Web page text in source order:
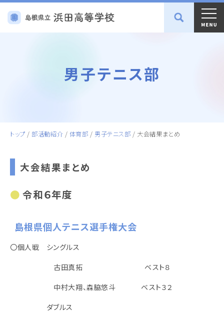
男子テニス部
トップ /部活動紹介 / 体育部 / 男子テニス部 / 大会結果まとめ
大会結果まとめ
令和６年度
島根県個人テニス選手権大会
〇個人戦 シングルス
古田真拓 ベスト８
中村大翔、森脇悠斗 ベスト３２
ダブルス